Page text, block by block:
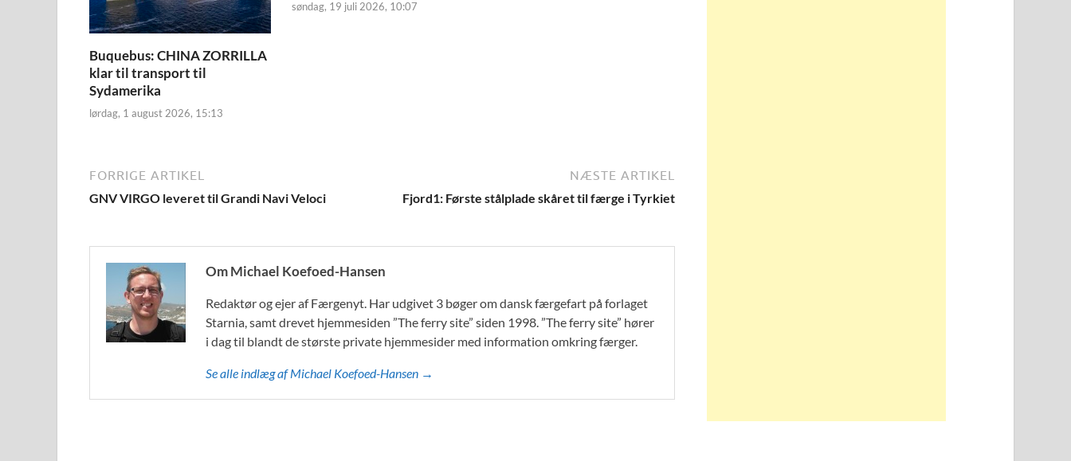
Buquebus: CHINA ZORRILLA
klar til transport til
Sydamerika
lørdag, 1 august 2026, 15:13
søndag, 19 juli 2026, 10:07
FORRIGE ARTIKEL
GNV VIRGO leveret til Grandi Navi Veloci
NÆSTE ARTIKEL
Fjord1: Første stålplade skåret til færge i Tyrkiet
Om Michael Koefoed-Hansen
Redaktør og ejer af Færgenyt. Har udgivet 3 bøger om dansk færgefart på forlaget
Starnia, samt drevet hjemmesiden ”The ferry site” siden 1998. ”The ferry site” hører
i dag til blandt de største private hjemmesider med information omkring færger.
Se alle indlæg af Michael Koefoed-Hansen →